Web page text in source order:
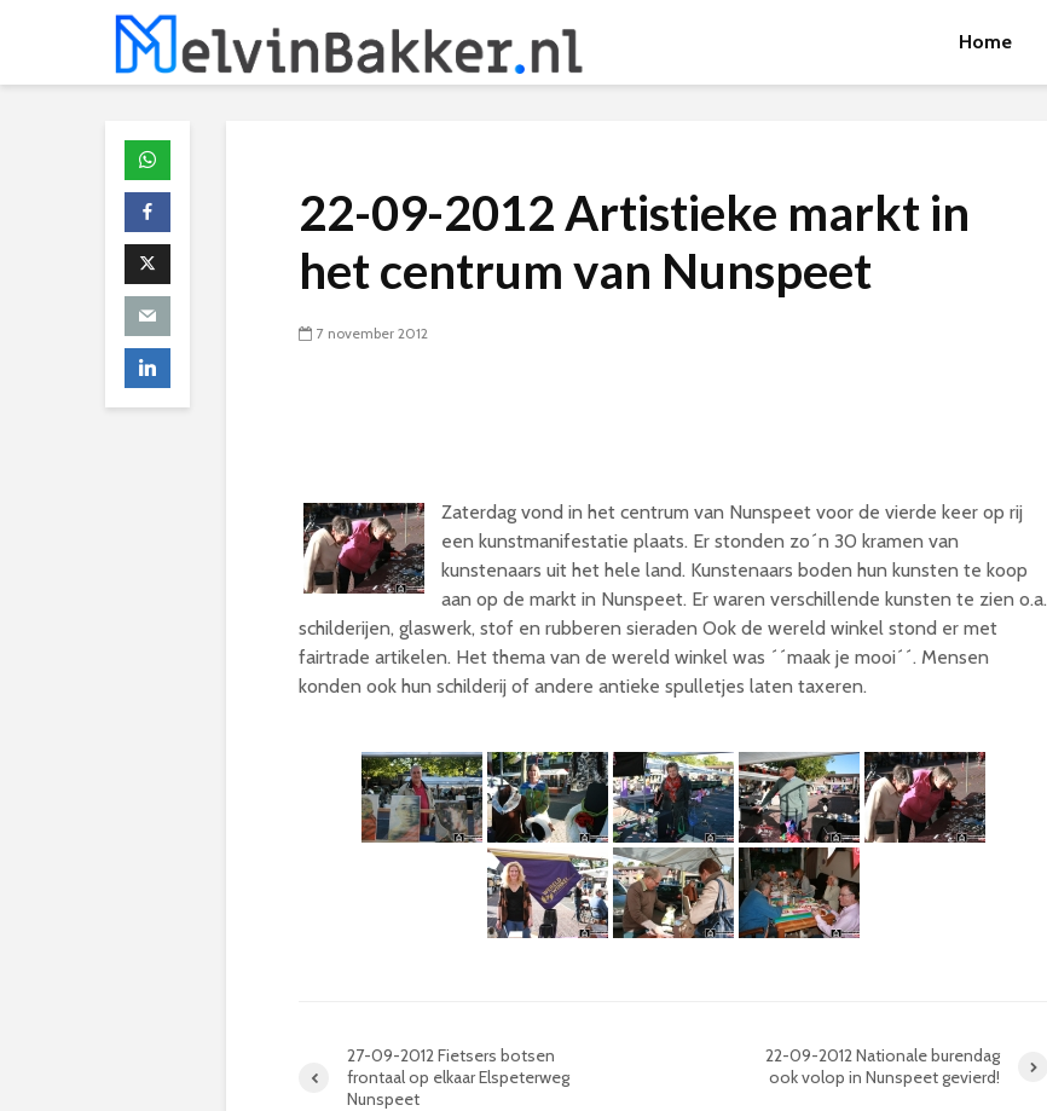
Home
22-09-2012 Artistieke markt in
het centrum van Nunspeet
7 november 2012
Zaterdag vond in het centrum van Nunspeet voor de vierde keer op rij
een kunstmanifestatie plaats. Er stonden zo´n 30 kramen van
kunstenaars uit het hele land. Kunstenaars boden hun kunsten te koop
aan op de markt in Nunspeet. Er waren verschillende kunsten te zien o.a.
schilderijen, glaswerk, stof en rubberen sieraden Ook de wereld winkel stond er met
fairtrade artikelen. Het thema van de wereld winkel was ´´maak je mooi´´. Mensen
konden ook hun schilderij of andere antieke spulletjes laten taxeren.
27-09-2012 Fietsers botsen
frontaal op elkaar Elspeterweg
Nunspeet
22-09-2012 Nationale burendag
ook volop in Nunspeet gevierd!